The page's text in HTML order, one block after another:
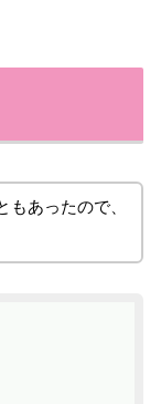
あったので、